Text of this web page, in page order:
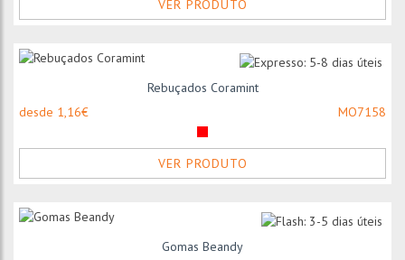
VER PRODUTO
Rebuçados Coramint
desde 1,16€
MO7158
VER PRODUTO
Gomas Beandy